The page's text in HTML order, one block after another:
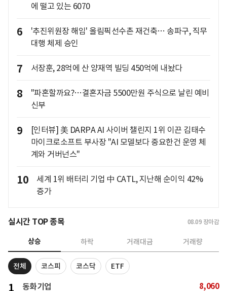
에 떨고 있는 6070
6
'추진위원장 해임' 올림픽선수촌 재건축… 송파구, 직무
대행 체제 승인
7 서장훈, 28억에 산 양재역 빌딩 450억에 내놨다
8
"파혼할까요?…결혼자금 5500만원 주식으로 날린 예비
신부
9
[인터뷰] 美 DARPA AI 사이버 챌린지 1위 이끈 김태수
마이크로소프트 부사장 "AI 모델보다 중요한건 운영 체
계와 거버넌스"
10
세계 1위 배터리 기업 中 CATL, 지난해 순이익 42%
증가
실시간 TOP 종목 08.09 장마감
상승 하락 거래대금 거래량
전체 코스피 코스닥 ETF
1 동화기업 8,060